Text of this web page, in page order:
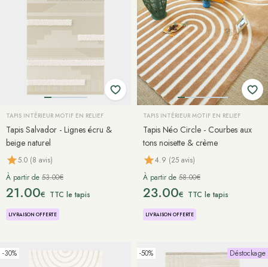
TAPIS INTÉRIEUR MOTIF EN RELIEF
Tapis Salvador - Lignes écru &
beige naturel
5.0 (8 avis)
À partir de 53.00€
21.00€ TTC le tapis
LIVRAISON OFFERTE
TAPIS INTÉRIEUR MOTIF EN RELIEF
Tapis Néo Circle - Courbes aux
tons noisette & crème
4.9 (25 avis)
À partir de 58.00€
23.00€ TTC le tapis
LIVRAISON OFFERTE
-30% -50% Déstockage